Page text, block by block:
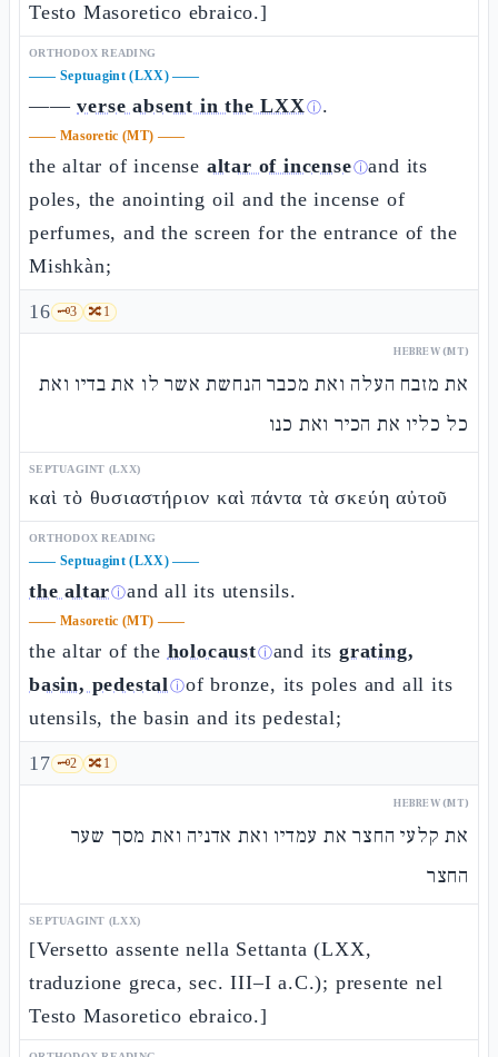
Testo Masoretico ebraico.]
ORTHODOX READING
—— Septuagint (LXX)——
——verse absent in the LXXⓘ.
—— Masoretic (MT) ——
the altar of incense altar of incenseⓘand its
poles, the anointing oil and the incense of
perfumes, and the screen for the entrance of the
Mishkàn;
16 🗝️3 🔀1
HEBREW (MT)
את מזבח העלה ואת מכבר הנחשת אשר לו את בדיו ואת
כל כליו את הכיר ואת כנו
SEPTUAGINT (LXX)
καὶ τὸ θυσιαστήριον καὶ πάντα τὰ σκεύη αὐτοῦ
ORTHODOX READING
—— Septuagint (LXX)——
the altarⓘand all its utensils.
—— Masoretic (MT) ——
the altar of the holocaustⓘand itsgrating,
basin, pedestalⓘof bronze, its poles and all its
utensils, the basin and its pedestal;
17 🗝️2 🔀1
HEBREW (MT)
את קלעי החצר את עמדיו ואת אדניה ואת מסך שער
החצר
SEPTUAGINT (LXX)
[Versetto assente nella Settanta (LXX,
traduzione greca, sec. III–I a.C.); presente nel
Testo Masoretico ebraico.]